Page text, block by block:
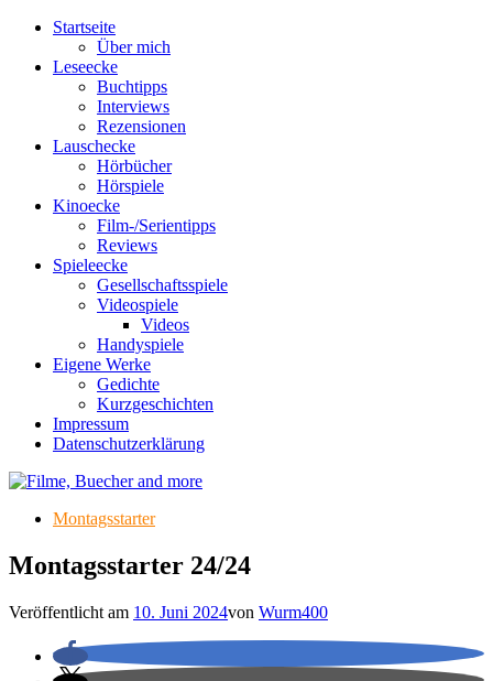
Startseite
Über mich
Leseecke
Buchtipps
Interviews
Rezensionen
Lauschecke
Hörbücher
Hörspiele
Kinoecke
Film-/Serientipps
Reviews
Spieleecke
Gesellschaftsspiele
Videospiele
Videos
Handyspiele
Eigene Werke
Gedichte
Kurzgeschichten
Impressum
Datenschutzerklärung
Montagsstarter
Montagsstarter 24/24
Veröffentlicht am 10. Juni 2024von Wurm400